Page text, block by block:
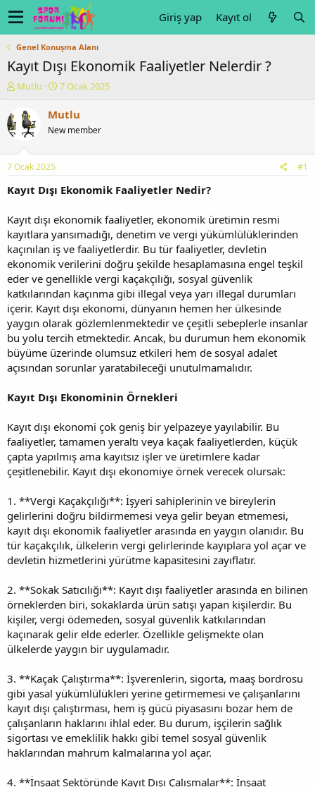
Giriş yap Kayıt ol
Genel Konuşma Alanı
Kayıt Dışı Ekonomik Faaliyetler Nelerdir ?
K
b
a
ş
t
a
n
Mutlu
B
ş
a
ç
r
i
h
i
7 Ocak 2025
Mutlu
New member
7 Ocak 2025 #1
Kayıt Dışı Ekonomik Faaliyetler Nedir?
Kayıt dışı ekonomik faaliyetler, ekonomik üretimin resmi
kayıtlara yansımadığı, denetim ve vergi yükümlülüklerinden
kaçınılan iş ve faaliyetlerdir. Bu tür faaliyetler, devletin
ekonomik verilerini doğru şekilde hesaplamasına engel teşkil
eder ve genellikle vergi kaçakçılığı, sosyal güvenlik
katkılarından kaçınma gibi illegal veya yarı illegal durumları
içerir. Kayıt dışı ekonomi, dünyanın hemen her ülkesinde
yaygın olarak gözlemlenmektedir ve çeşitli sebeplerle insanlar
bu yolu tercih etmektedir. Ancak, bu durumun hem ekonomik
büyüme üzerinde olumsuz etkileri hem de sosyal adalet
açısından sorunlar yaratabileceği unutulmamalıdır.
Kayıt Dışı Ekonominin Örnekleri
Kayıt dışı ekonomi çok geniş bir yelpazeye yayılabilir. Bu
faaliyetler, tamamen yeraltı veya kaçak faaliyetlerden, küçük
çapta yapılmış ama kayıtsız işler ve üretimlere kadar
çeşitlenebilir. Kayıt dışı ekonomiye örnek verecek olursak:
1. **Vergi Kaçakçılığı**: İşyeri sahiplerinin ve bireylerin
gelirlerini doğru bildirmemesi veya gelir beyan etmemesi,
kayıt dışı ekonomik faaliyetler arasında en yaygın olanıdır. Bu
tür kaçakçılık, ülkelerin vergi gelirlerinde kayıplara yol açar ve
devletin hizmetlerini yürütme kapasitesini zayıflatır.
2. **Sokak Satıcılığı**: Kayıt dışı faaliyetler arasında en bilinen
örneklerden biri, sokaklarda ürün satışı yapan kişilerdir. Bu
kişiler, vergi ödemeden, sosyal güvenlik katkılarından
kaçınarak gelir elde ederler. Özellikle gelişmekte olan
ülkelerde yaygın bir uygulamadır.
3. **Kaçak Çalıştırma**: İşverenlerin, sigorta, maaş bordrosu
gibi yasal yükümlülükleri yerine getirmemesi ve çalışanlarını
kayıt dışı çalıştırması, hem iş gücü piyasasını bozar hem de
çalışanların haklarını ihlal eder. Bu durum, işçilerin sağlık
sigortası ve emeklilik hakkı gibi temel sosyal güvenlik
haklarından mahrum kalmalarına yol açar.
4. **İnşaat Sektöründe Kayıt Dışı Çalışmalar**: İnşaat